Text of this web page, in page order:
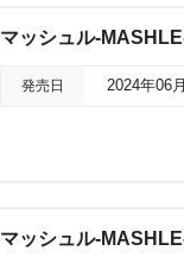
マッシュル-
発売日 2024年06
マッシュル-